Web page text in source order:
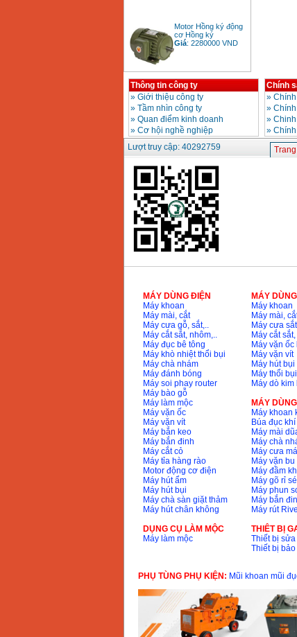
cơ Hồng ký
Giá:2280000
Bảng giá động cơ
diesel đầu nổ diesel
Giá
6500000
Bảng giá mũi khoan
rút lõi bê tông
Máy khoan Bosch đa
năng GBH 2-26DRE
(800W)
Giá
3980000
Máy cắt góc đa năng
Makita LS1019L
(1510W)
Giá: 14068000
Bộ máy khoan 100
chi tiết Bosch GSB
13RE (650W)
Giá:
Máy khoan Bosch
GSB 16RE (750W)
Giá:1850000
Động cơ xăng Honda
GX160 (5.5HP)
Giá:7200000
Giá:1296000VND
Thông tin công ty
» Giới thiệu công ty
» Tầm nhìn công ty
» Quan điểm kinh doanh
» Cơ hội nghề nghiệp
Chính
»
»
»
»
Lượt truy cập: 40292759
MÁY DÙNG ĐIỆN
Máy khoan
Máy mài, cắt
Máy cưa gỗ, sắt,..
Máy cắt sắt, nhôm,..
Máy đục bê tông
Máy khò nhiệt thổi bụi
Máy chà nhám
Máy đánh bóng
Máy soi phay router
Máy bào gỗ
Máy làm mộc
Máy vặn ốc
Máy vặn vít
Máy bắn keo
Máy bắn đinh
Máy cắt cỏ
Máy tỉa hàng rào
Motor động cơ điện
Máy hút ẩm
Máy hút bụi
Máy chà sàn giặt thảm
Máy hút chân không
DỤNG CỤ LÀM MỘC
Máy làm mộc
MÁY
Máy khoan
Máy mài,
Máy cưa
Máy cắt
Máy vặn ốc
Máy vặn vít
Máy hút bụi
Máy thổi bụi
Máy dò kim
MÁY
Máy khoan
Búa đục
Máy mài
Máy chà
Máy cưa
Máy vặn
Máy đầm
Máy gõ rỉ
Máy phun
Máy bắn
Máy rút Rive
THIÊT BỊ
Thiết bị
Thiết bị
PHỤ TÙNG PHỤ KIỆN: Mũi khoan mũi